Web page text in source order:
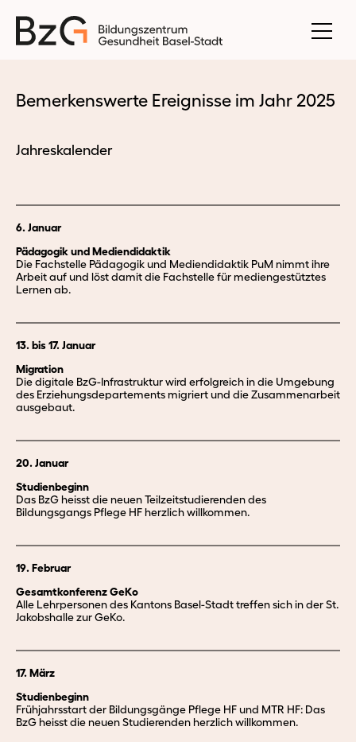
Bemerkenswerte Ereignisse im Jahr 2025
Jahreskalender
6. Januar
Pädagogik und Mediendidaktik
Die Fachstelle Pädagogik und Mediendidaktik PuM nimmt ihre
Arbeit auf und löst damit die Fachstelle für mediengestütztes
Lernen ab.
13. bis 17. Januar
Migration
Die digitale BzG-Infrastruktur wird erfolgreich in die Umgebung
des Erziehungsdepartements migriert und die Zusammenarbeit
ausgebaut.
20. Januar
Studienbeginn
Das BzG heisst die neuen Teilzeitstudierenden des
Bildungsgangs Pflege HF herzlich willkommen.
19. Februar
Gesamtkonferenz GeKo
Alle Lehrpersonen des Kantons Basel-Stadt treffen sich in der St.
Jakobshalle zur GeKo.
17. März
Studienbeginn
Frühjahrsstart der Bildungsgänge Pflege HF und MTR HF: Das
BzG heisst die neuen Studierenden herzlich willkommen.